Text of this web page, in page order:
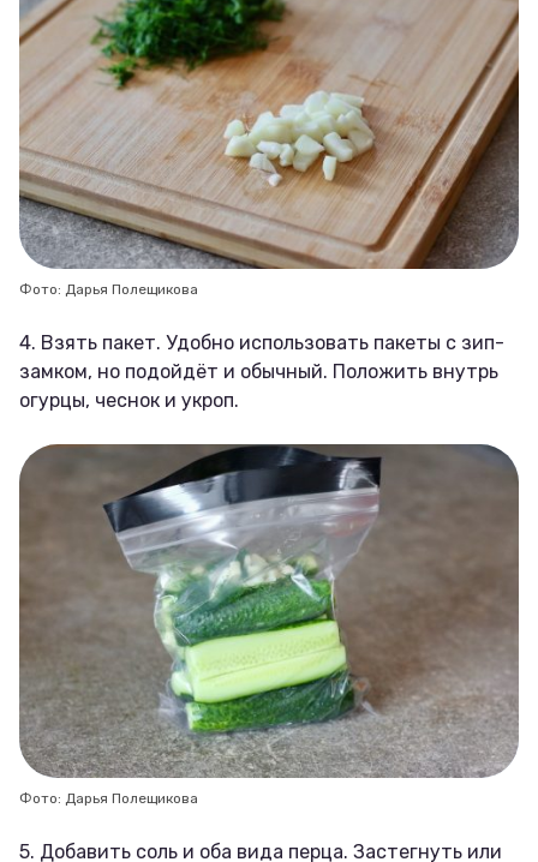
Фото: Дарья Полещикова
4. Взять пакет. Удобно использовать пакеты с зип-
замком, но подойдёт и обычный. Положить внутрь
огурцы, чеснок и укроп.
Фото: Дарья Полещикова
5. Добавить соль и оба вида перца. Застегнуть или